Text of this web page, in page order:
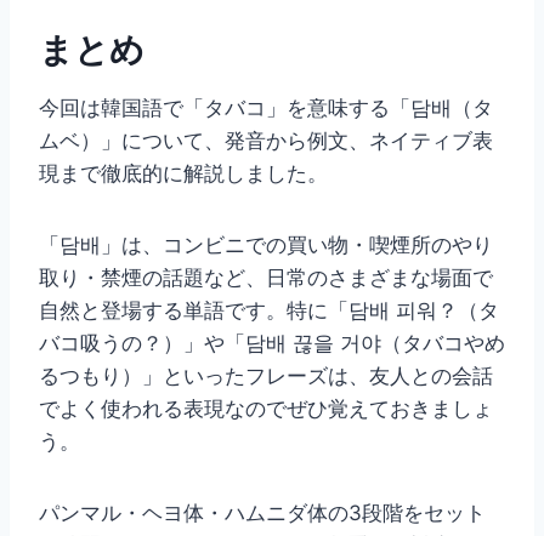
まとめ
今回は韓国語で「タバコ」を意味する「담배（タ
ムベ）」について、発音から例文、ネイティブ表
現まで徹底的に解説しました。
「담배」は、コンビニでの買い物・喫煙所のやり
取り・禁煙の話題など、日常のさまざまな場面で
自然と登場する単語です。特に「담배 피워？（タ
バコ吸うの？）」や「담배 끊을 거야（タバコやめ
るつもり）」といったフレーズは、友人との会話
でよく使われる表現なのでぜひ覚えておきましょ
う。
パンマル・ヘヨ体・ハムニダ体の3段階をセット